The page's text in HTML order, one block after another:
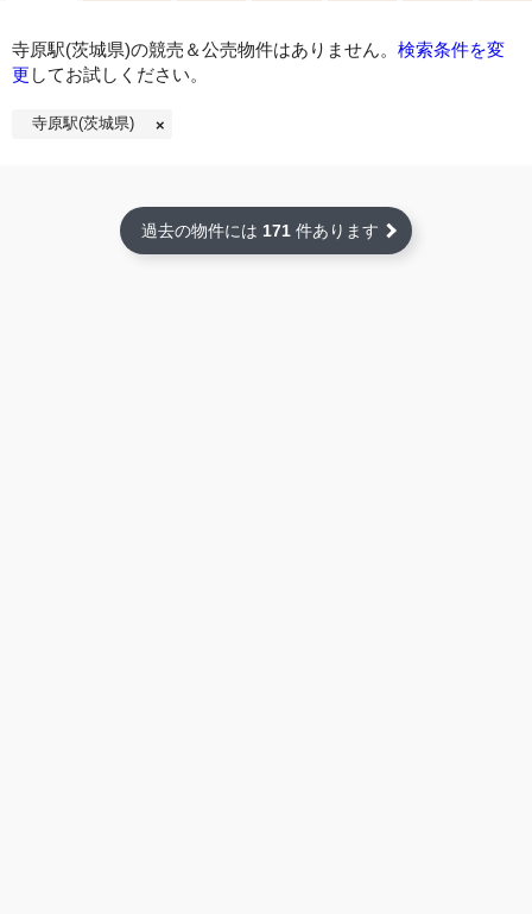
寺原駅(茨城県)の競売＆公売物件はありません。 検索条件を変
更 してお試しください。
寺原駅(茨城県)
過去の物件には 171 件あります